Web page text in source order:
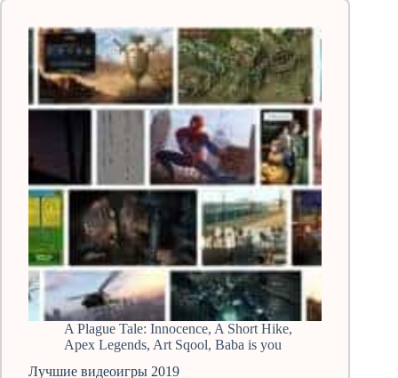
A Plague Tale: Innocence, A Short Hike,
Apex Legends, Art Sqool, Baba is you
Лучшие видеоигры 2019